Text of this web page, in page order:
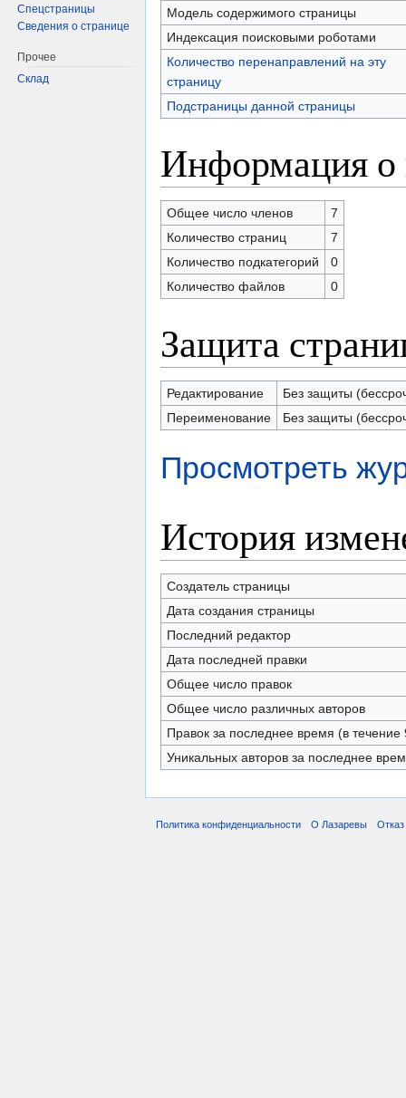
Модель содержимого страницы
Индексация поисковыми роботами
Количество перенаправлений на эту
страницу
Подстраницы данной страницы
Информация о
Общее число членов
7
Количество страниц
7
Количество подкатегорий
0
Количество файлов
0
Защита
Редактирование
Без защиты
Переименование
Без защиты
Просмотреть
История
Создатель страницы
Дата создания страницы
Последний редактор
Дата последней правки
Общее число правок
Общее число различных авторов
Правок за последнее время (в течение
Уникальных авторов за последнее
Спецстраницы
Сведения о странице
Прочее
Склад
Политика конфиденциальности О Лазаревы Отказ